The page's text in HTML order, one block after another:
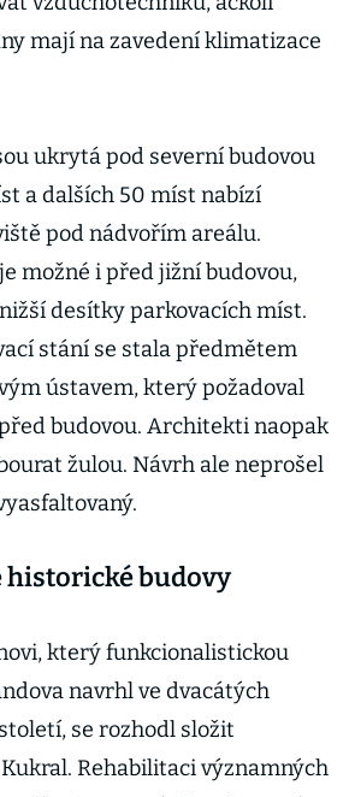
mají na zavedení klimatizace
ukrytá pod severní budovou
a dalších 50 míst nabízí
pod nádvořím areálu.
možné i před jižní budovou,
desítky parkovacích míst.
stání se stala předmětem
ústavem, který požadoval
budovou. Architekti naopak
žulou. Návrh ale neprošel
historické budovy
který funkcionalistickou
navrhl ve dvacátých
se rozhodl složit
Rehabilitaci významných